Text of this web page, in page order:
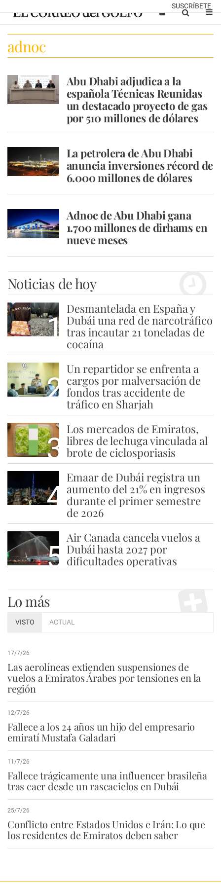
SUSCRÍBETE
adnoc
Abu Dhabi adjudica a la
española Técnicas Reunidas
un destacado proyecto de gas
por 510 millones de dólares
La petrolera de Abu Dhabi
anuncia inversiones récord de
6.000 millones de dólares
Adnoc de Abu Dhabi gana
1.700 millones de dirhams en
nueve meses
Noticias de hoy
1
Desmantelada en España y
Dubái una red de narcotráfico
tras incautar 21 toneladas de
cocaína
2
Un repartidor se enfrenta a
cargos por malversación de
fondos tras accidente de
tráfico en Sharjah
3
Los mercados de Emiratos,
libres de lechuga vinculada al
brote de ciclosporiasis
4
Emaar de Dubái registra un
aumento del 21% en ingresos
durante el primer semestre
de 2026
5
Air Canada cancela vuelos a
Dubái hasta 2027 por
dificultades operativas
Lo más
VISTO ACTUAL
17/7/26
Las aerolíneas extienden suspensiones de
vuelos a Emiratos Árabes por tensiones en la
región
12/7/26
Fallece a los 24 años un hijo del empresario
emiratí Mustafa Galadari
11/7/26
Fallece trágicamente una influencer brasileña
tras caer desde un rascacielos en Dubái
25/7/26
Conflicto entre Estados Unidos e Irán: Lo que
los residentes de Emiratos deben saber